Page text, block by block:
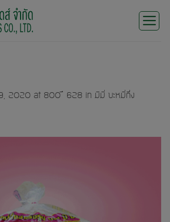
2020 at 800 × 628 in มีมี่ บะหมี่กึ่ง